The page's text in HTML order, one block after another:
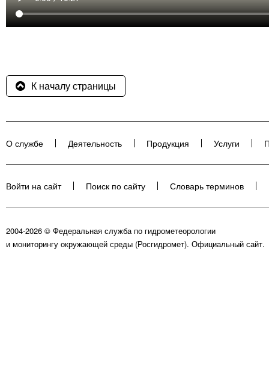
К началу страницы
О службе Деятельность Продукция Услуги
Войти на сайт Поиск по сайту Словарь терминов
2004-2026 © Федеральная служба по гидрометеорологии
и мониторингу окружающей среды (Росгидромет). Официальный сайт.